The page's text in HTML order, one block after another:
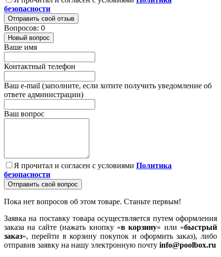
безопасности
Отправить свой отзыв
Вопросов: 0
Новый вопрос
Ваше имя
Контактный телефон
Ваш e-mail (заполните, если хотите получить уведомление об
ответе администрации)
Ваш вопрос
Я прочитал и согласен с условиями Политика
безопасности
Отправить свой вопрос
Пока нет вопросов об этом товаре. Станьте первым!
Заявка на поставку товара осуществляется путем оформления
заказа на сайте (нажать кнопку «в корзину» или «быстрый
заказ», перейти в корзину покупок и оформить заказ), либо
отправив заявку на нашу электронную почту info@poolbox.ru